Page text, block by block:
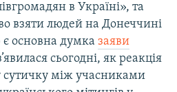
в Україні», та
взяти людей на Донеччині
є основна думка заяви
сьогодні, як реакція
між учасниками